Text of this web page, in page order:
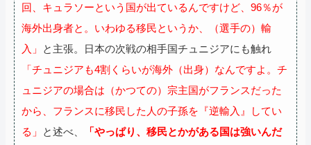
回、キュラソーという国が出ているんですけど、96％が
海外出身者と。いわゆる移民というか、（選手の）輸
入」
と主張。日本の次戦の相手国チュニジアにも触れ
「チュニジアも4割くらいが海外（出身）なんですよ。チ
ュニジアの場合は（かつての）宗主国がフランスだった
から、フランスに移民した人の子孫を『逆輸入』してい
る」
と述べ、
「やっぱり、移民とかがある国は強いんだ